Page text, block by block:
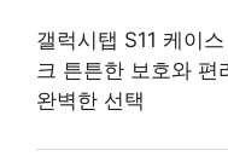
갤럭시탭 S11 케이
크 튼튼한 보호와 편
완벽한 선택